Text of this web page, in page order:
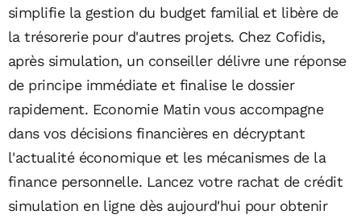
simplifie la gestion du budget familial et libère de
la trésorerie pour d'autres projets. Chez Cofidis,
après simulation, un conseiller délivre une réponse
de principe immédiate et finalise le dossier
rapidement. Economie Matin vous accompagne
dans vos décisions financières en décryptant
l'actualité économique et les mécanismes de la
finance personnelle. Lancez votre rachat de crédit
simulation en ligne dès aujourd'hui pour obtenir